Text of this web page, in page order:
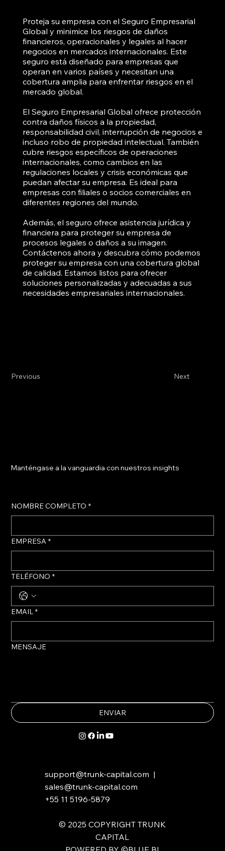
Proteja su empresa con el Seguro Empresarial
Global y minimice los riesgos de daños
financieros, operacionales y legales al hacer
negocios en mercados internacionales. Este
seguro está diseñado para empresas que
operan en varios países y necesitan una
cobertura amplia para enfrentar riesgos en el
mercado global.
El Seguro Empresarial Global ofrece protección
contra daños físicos a la propiedad,
responsabilidad civil, interrupción de negocios e
incluso robo de propiedad intelectual. También
cubre riesgos específicos de operaciones
internacionales, como cambios en las
regulaciones locales y crisis económicas que
puedan afectar su empresa. Es ideal para
empresas con filiales o socios comerciales en
diferentes regiones del mundo.
Además, el seguro ofrece asistencia jurídica y
financiera para proteger su empresa de
procesos legales o daños a su imagen.
Contáctenos ahora y descubra cómo podemos
proteger su empresa con una cobertura global
de calidad. Estamos listos para ofrecer
soluciones personalizadas y adecuadas a sus
necesidades empresariales internacionales.
Next
Previous
Manténgase a la vanguardia con nuestros insights
NOMBRE COMPLETO *
EMPRESA *
TELÉFONO *
EMAIL *
MENSAJE
ENVIAR
support@trunk-capital.com |
sales@trunk-capital.com
+55 11 5196-5879
​​© 2025 COPYRIGHT TRUNK
CAPITAL